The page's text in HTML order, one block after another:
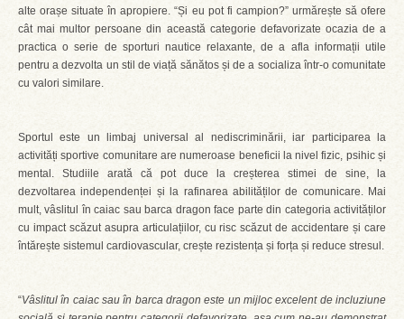
alte orașe situate în apropiere. “Și eu pot fi campion?” urmărește să ofere
cât mai multor persoane din această categorie defavorizate ocazia de a
practica o serie de sporturi nautice relaxante, de a afla informații utile
pentru a dezvolta un stil de viață sănătos și de a socializa într-o comunitate
cu valori similare.
Sportul este un limbaj universal al nediscriminării, iar participarea la
activități sportive comunitare are numeroase beneficii la nivel fizic, psihic și
mental. Studiile arată că pot duce la creșterea stimei de sine, la
dezvoltarea independenței și la rafinarea abilităților de comunicare. Mai
mult, vâslitul în caiac sau barca dragon face parte din categoria activităților
cu impact scăzut asupra articulațiilor, cu risc scăzut de accidentare și care
întărește sistemul cardiovascular, crește rezistența și forța și reduce stresul.
“Vâslitul în caiac sau în barca dragon este un mijloc excelent de incluziune